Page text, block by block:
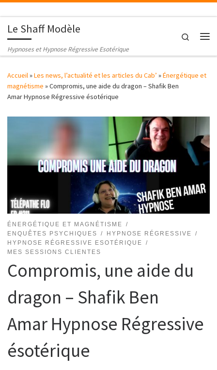
Le Shaff Modèle
Hypnoses et Hypnose Régressive Esotérique
Search
Accueil»Les news, l’actualité et les articles du Cab’ »Énergétique et
magnétisme »Compromis, une aide du dragon – Shafik Ben
Amar Hypnose Régressive ésotérique
ÉNERGÉTIQUE ET MAGNÉTISME
ENQUÊTES PSYCHIQUES
HYPNOSE RÉGRESSIVE
HYPNOSE RÉGRESSIVE ESOTÉRIQUE
MES SESSIONS CLIENTES
Compromis, une aide du
dragon – Shafik Ben
Amar Hypnose Régressive
ésotérique